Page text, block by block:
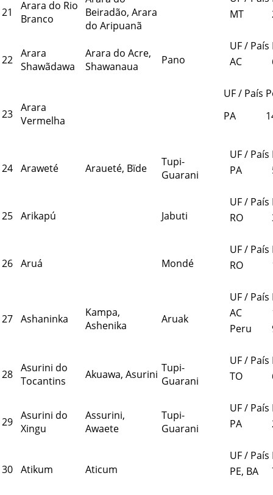
21
Arara do Rio
Branco
Beiradão, Arara
do Aripuanã
MT
22 Arara
Shawãdawa
Arara do Acre,
Shawanaua
Pano
UF / País
AC
23 Arara
Vermelha
UF / País
PA
24 Araweté Araueté, Bïde
Tupi-
Guarani
UF / País
PA
25 Arikapú Jabuti
UF / País
RO
26 Aruá Mondé
UF / País
RO
27 Ashaninka
Kampa,
Ashenika
Aruak
UF / País
AC
Peru
28 Asurini do
Tocantins
Akuawa, Asurini Tupi-
Guarani
UF / País
TO
29 Asurini do
Xingu
Assurini,
Awaete
Tupi-
Guarani
UF / País
PA
30 Atikum Aticum
UF / País
PE, BA